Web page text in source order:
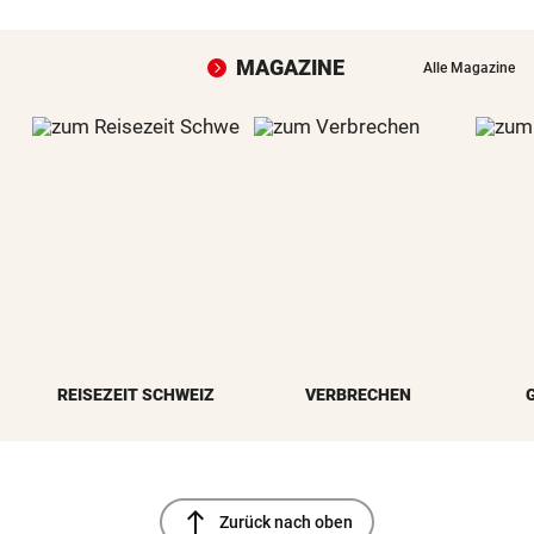
MAGAZINE Alle Magazine
REISEZEIT SCHWEIZ VERBRECHEN
north Zurück nach oben